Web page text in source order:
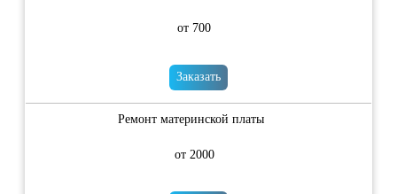
от 700
Заказать
Ремонт материнской платы
от 2000